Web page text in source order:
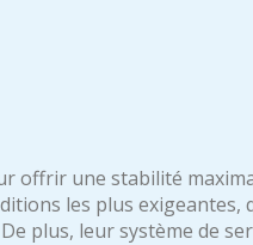
offrir une stabilité
les plus exigeantes,
plus, leur système de